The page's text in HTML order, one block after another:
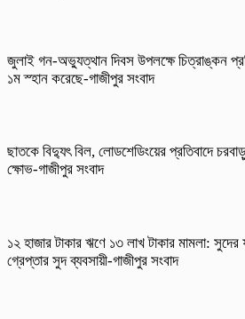
জুলাই গন-অভ্যুত্থান দিবস উপলক্ষে চিত্রাঙ্কন
১ম স্হান করেছে-গাজীপুর সংবাদ
ছাতকে বিদ্যুৎ বিল, লোডশেডিংয়ের প্রতিবাদে
ক্ষোভ-গাজীপুর সংবাদ
১২ হাজার টাকার ঋণে ১৩ লাখ টাকার মামলা: সুদের
গ্রেপ্তার সুদ ব্যবসায়ী-গাজীপুর সংবাদ